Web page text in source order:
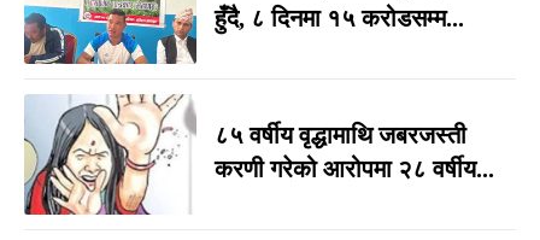
हुँदै, ८ दिनमा १५ करोडसम्म...
८५ वर्षीय वृद्धामाथि जबरजस्ती
करणी गरेको आरोपमा २८ वर्षीय...